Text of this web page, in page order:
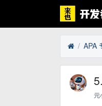
APA
元